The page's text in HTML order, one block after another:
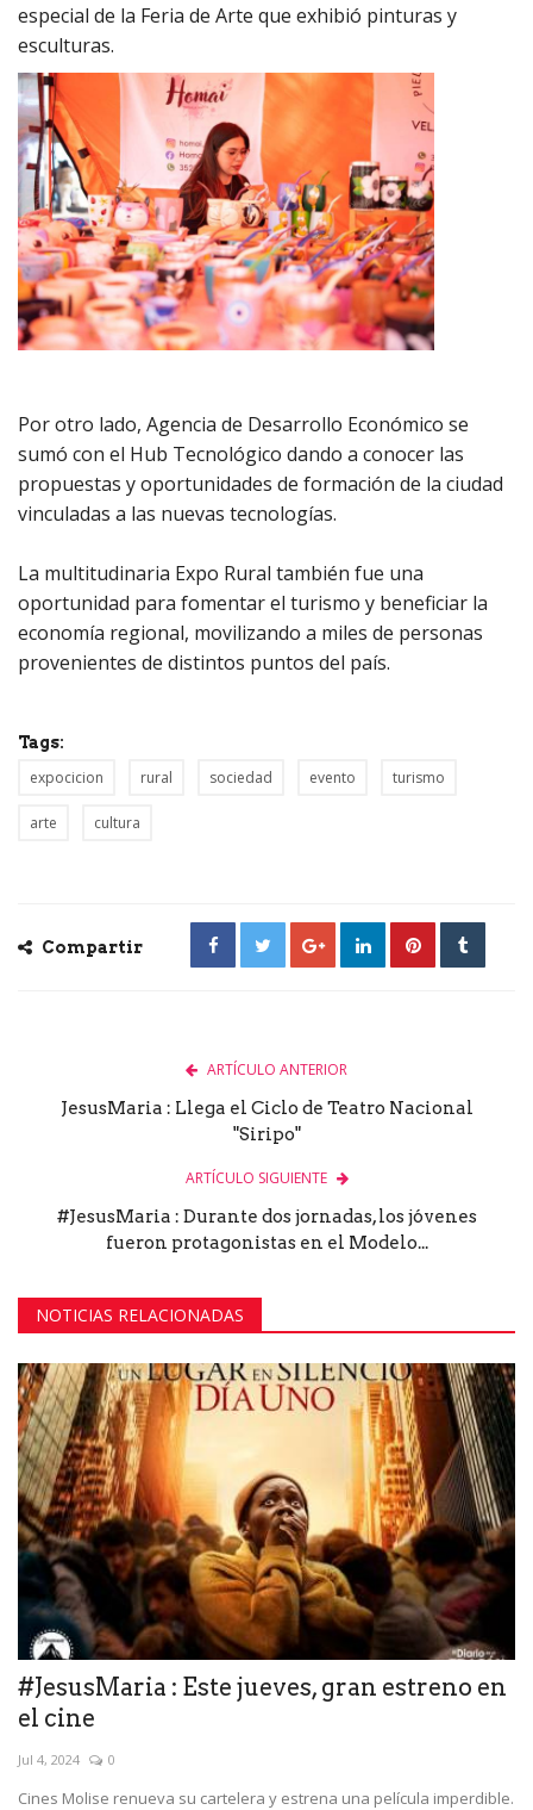
especial de la Feria de Arte que exhibió pinturas y
esculturas.
Por otro lado, Agencia de Desarrollo Económico se
sumó con el Hub Tecnológico dando a conocer las
propuestas y oportunidades de formación de la ciudad
vinculadas a las nuevas tecnologías.
La multitudinaria Expo Rural también fue una
oportunidad para fomentar el turismo y beneficiar la
economía regional, movilizando a miles de personas
provenientes de distintos puntos del país.
Tags:
expocicion rural sociedad evento turismo
arte cultura
Compartir
ARTÍCULO ANTERIOR
JesusMaria : Llega el Ciclo de Teatro Nacional
"Siripo"
ARTÍCULO SIGUIENTE
#JesusMaria : Durante dos jornadas, los jóvenes
fueron protagonistas en el Modelo...
NOTICIAS RELACIONADAS
#JesusMaria : Este jueves, gran estreno en
el cine
Jul 4, 2024 0
Cines Molise renueva su cartelera y estrena una película imperdible.